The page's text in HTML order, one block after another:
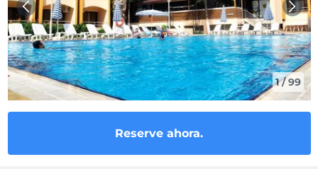
1/99
Reserve ahora.